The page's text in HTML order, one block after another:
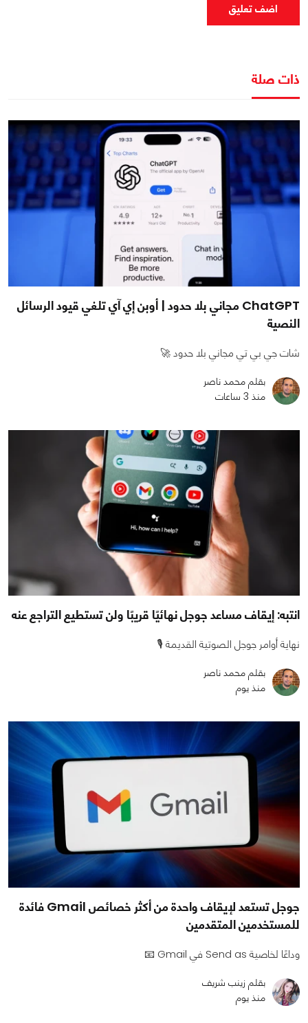
اضف تعليق
ذات صلة
ChatGPT مجاني بلا حدود | أوبن إي آي تلغي قيود الرسائل
النصية
شات جي بي تي مجاني بلا حدود 🚀
بقلم محمد ناصر
منذ 3 ساعات
انتبه: إيقاف مساعد جوجل نهائيًا قريبًا ولن تستطيع التراجع عنه
نهاية أوامر جوجل الصوتية القديمة 🎙️
بقلم محمد ناصر
منذ يوم
جوجل تستعد لإيقاف واحدة من أكثر خصائص Gmail فائدة
للمستخدمين المتقدمين
وداعًا لخاصية Send as في Gmail 📧
بقلم زينب شريف
منذ يوم